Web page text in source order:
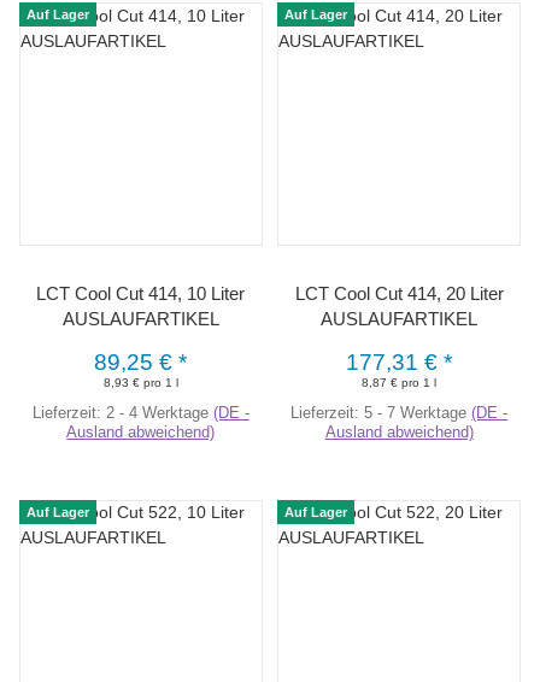
Auf Lager
LCT Cool Cut 414, 10 Liter
AUSLAUFARTIKEL
89,25 €*
8,93 € pro 1 l
Lieferzeit: 2 - 4 Werktage (DE -
Ausland abweichend)
Auf Lager
LCT Cool Cut 414, 20 Liter
AUSLAUFARTIKEL
177,31 €*
8,87 € pro 1 l
Lieferzeit:5 - 7 Werktage(DE -
Ausland abweichend)
Auf Lager Auf Lager